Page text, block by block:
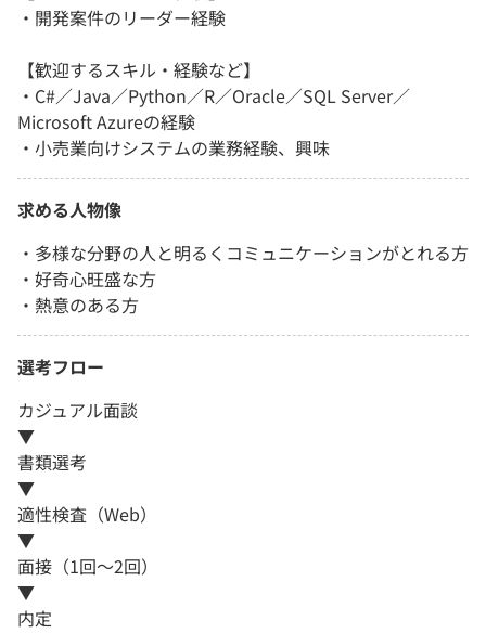
・開発案件のリーダー経験
【歓迎するスキル・経験など】
・C#／Java／Python／R／Oracle／SQL Server／
Microsoft Azureの経験
・小売業向けシステムの業務経験、興味
求める人物像
・多様な分野の人と明るくコミュニケーションがとれる方
・好奇心旺盛な方
・熱意のある方
選考フロー
カジュアル面談
▼
書類選考
▼
適性検査（Web）
▼
面接（1回～2回）
▼
内定